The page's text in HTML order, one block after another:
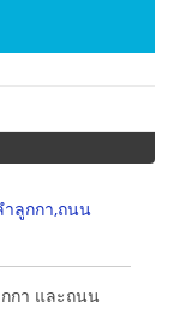
ลูกกา,ถนน
กา และถนน